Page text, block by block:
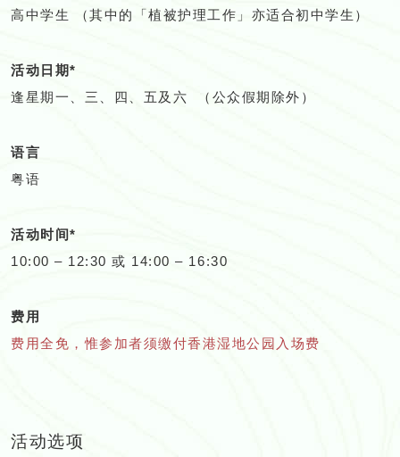
高中学生 （其中的「植被护理工作」亦适合初中学生）
活动日期*
逢星期一、三、四、五及六 （公众假期除外）
语言
粤语
活动时间*
10:00 – 12:30 或 14:00 – 16:30
费用
费用全免，惟参加者须缴付香港湿地公园入场费
活动选项